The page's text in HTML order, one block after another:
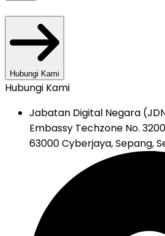
Hubungi Kami
Hubungi Kami
Jabatan Digital Negara
Embassy Techzone No.
63000 Cyberjaya, Sepang,